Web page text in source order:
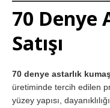
70 Denye
Satışı
70 denye astarlık kumaş
üretiminde tercih edilen
yüzey yapısı,